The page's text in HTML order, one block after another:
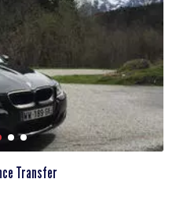
Transfer